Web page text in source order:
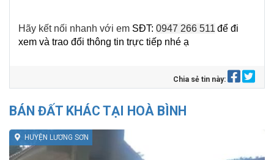
Hãy kết nối nhanh với em SĐT: 0947 266 511 để đi
xem và trao đổi thông tin trực tiếp nhé ạ
Chia sẻ tin này:
BÁN ĐẤT KHÁC TẠI HOÀ BÌNH
HUYỆN LƯƠNG SƠN